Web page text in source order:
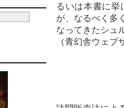
るいは本書に
が、なるべく多
なってきたシュ
（青幻舎ウェブ